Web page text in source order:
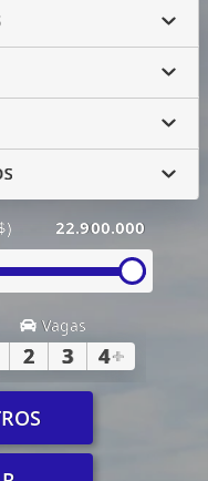
22.900.000
Vagas
2 3 4+